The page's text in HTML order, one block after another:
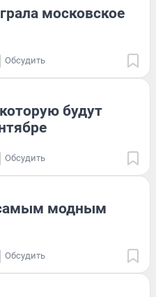
московское
Обсудить
будут
Обсудить
модным
Обсудить